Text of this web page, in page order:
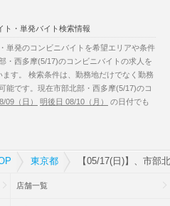
ト・単発バイト検索情報
単発のコンビニバイトを希望エリアや条件
・西多摩(5/17)のコンビニバイトの求人を
す。 検索条件は、勤務地だけでなく勤務
能です。現在市部北部・西多摩(5/17)のコ
09（日） 明後日 08/10（月）
の日付でも
東京都 【05/17(日)】、市部
店舗一覧